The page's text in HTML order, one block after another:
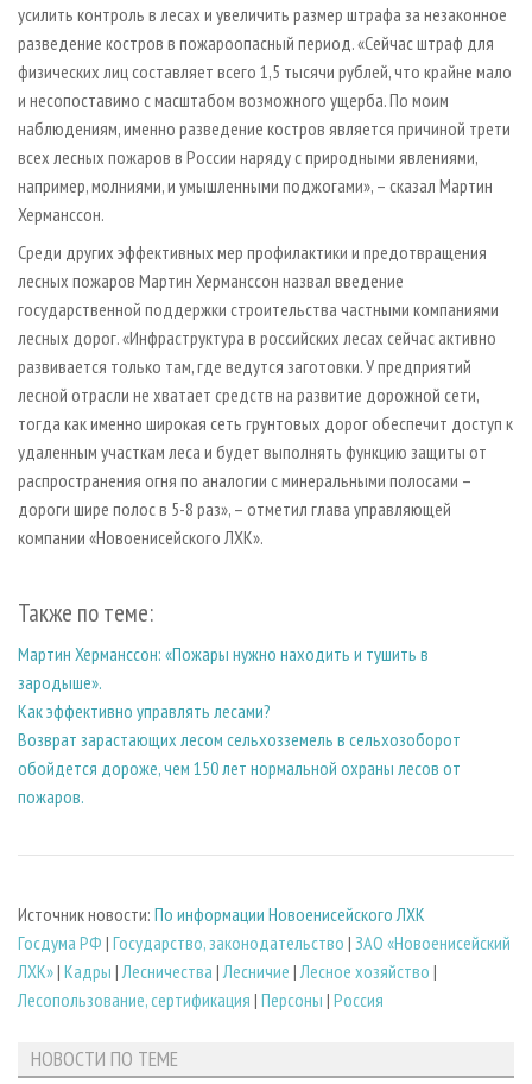
усилить контроль в лесах и увеличить размер штрафа за незаконное
разведение костров в пожароопасный период. «Сейчас штраф для
физических лиц составляет всего 1,5 тысячи рублей, что крайне мало
и несопоставимо с масштабом возможного ущерба. По моим
наблюдениям, именно разведение костров является причиной трети
всех лесных пожаров в России наряду с природными явлениями,
например, молниями, и умышленными поджогами», – сказал Мартин
Херманссон.
Среди других эффективных мер профилактики и предотвращения
лесных пожаров Мартин Херманссон назвал введение
государственной поддержки строительства частными компаниями
лесных дорог. «Инфраструктура в российских лесах сейчас активно
развивается только там, где ведутся заготовки. У предприятий
лесной отрасли не хватает средств на развитие дорожной сети,
тогда как именно широкая сеть грунтовых дорог обеспечит доступ к
удаленным участкам леса и будет выполнять функцию защиты от
распространения огня по аналогии с минеральными полосами –
дороги шире полос в 5-8 раз», – отметил глава управляющей
компании «Новоенисейского ЛХК».
Также по теме:
Мартин Херманссон: «Пожары нужно находить и тушить в
зародыше».
Как эффективно управлять лесами?
Возврат зарастающих лесом сельхозземель в сельхозоборот
обойдется дороже, чем 150 лет нормальной охраны лесов от
пожаров.
Источник новости: По информации Новоенисейского ЛХК
Госдума РФ | Государство, законодательство | ЗАО «Новоенисейский
ЛХК»| Кадры | Лесничества | Лесничие | Лесное хозяйство |
Лесопользование, сертификация | Персоны | Россия
НОВОСТИ ПО ТЕМЕ